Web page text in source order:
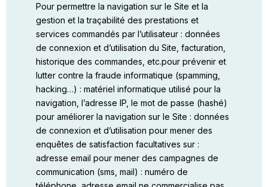
Pour permettre la navigation sur le Site et la
gestion et la traçabilité des prestations et
services commandés par l’utilisateur : données
de connexion et d’utilisation du Site, facturation,
historique des commandes, etc.pour prévenir et
lutter contre la fraude informatique (spamming,
hacking…) : matériel informatique utilisé pour la
navigation, l’adresse IP, le mot de passe (hashé)
pour améliorer la navigation sur le Site : données
de connexion et d’utilisation pour mener des
enquêtes de satisfaction facultatives sur :
adresse email pour mener des campagnes de
communication (sms, mail) : numéro de